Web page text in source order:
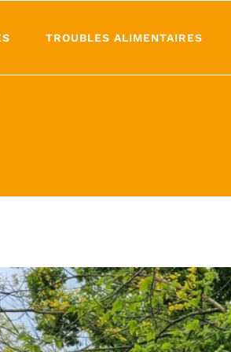
TROUBLES ALIMENTAIRES